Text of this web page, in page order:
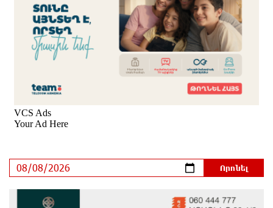
ընդհատումներ կլինեն
7 ժամ առաջ
Ստեփանավանում ռուս կին է փորձել ինքնասպան
ԵԱՏՄ֊ն չի ուզում, որ իր միջոցներով զարգանա
Հայաստանի տնտեսությունը ու հետո գնա ԵՄ.
ԱՄՆ վերաքննիչ դատարանը արգելափակել է
Թրամփի 400 միլիոն դոլար արժողությամբ